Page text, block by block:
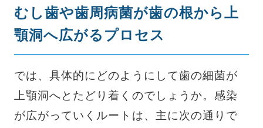
むし歯や歯周病菌が歯の根から上
顎洞へ広がるプロセス
では、具体的にどのようにして歯の細菌が
上顎洞へとたどり着くのでしょうか。感染
が広がっていくルートは、主に次の通りで